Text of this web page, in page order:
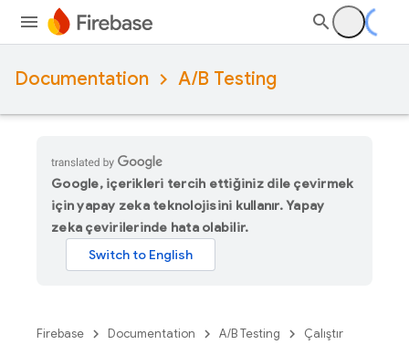
Documentation A/B Testing
Google, içerikleri tercih ettiğiniz dile çevirmek
için yapay zeka teknolojisini kullanır. Yapay
zeka çevirilerinde hata olabilir.
Firebase Documentation A/B Testing Çalıştır